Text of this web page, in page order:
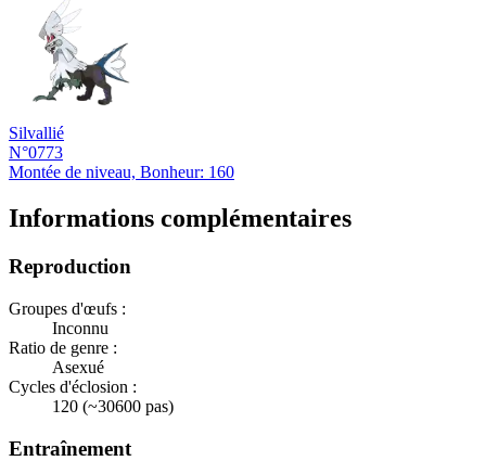
Silvallié
N°0773
Montée de niveau, Bonheur: 160
Informations complémentaires
Reproduction
Groupes d'œufs :
Inconnu
Ratio de genre :
Asexué
Cycles d'éclosion :
120 (~30600 pas)
Entraînement